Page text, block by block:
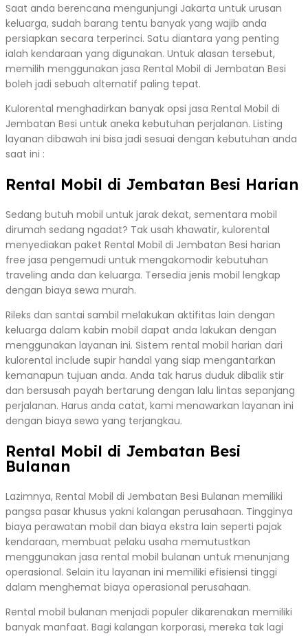
Saat anda berencana mengunjungi Jakarta untuk urusan
keluarga, sudah barang tentu banyak yang wajib anda
persiapkan secara terperinci. Satu diantara yang penting
ialah kendaraan yang digunakan. Untuk alasan tersebut,
memilih menggunakan jasa Rental Mobil di Jembatan Besi
boleh jadi sebuah alternatif paling tepat.
Kulorental menghadirkan banyak opsi jasa Rental Mobil di
Jembatan Besi untuk aneka kebutuhan perjalanan. Listing
layanan dibawah ini bisa jadi sesuai dengan kebutuhan anda
saat ini :
Rental Mobil di Jembatan Besi Harian
Sedang butuh mobil untuk jarak dekat, sementara mobil
dirumah sedang ngadat? Tak usah khawatir, kulorental
menyediakan paket Rental Mobil di Jembatan Besi harian
free jasa pengemudi untuk mengakomodir kebutuhan
traveling anda dan keluarga. Tersedia jenis mobil lengkap
dengan biaya sewa murah.
Rileks dan santai sambil melakukan aktifitas lain dengan
keluarga dalam kabin mobil dapat anda lakukan dengan
menggunakan layanan ini. Sistem rental mobil harian dari
kulorental include supir handal yang siap mengantarkan
kemanapun tujuan anda. Anda tak harus duduk dibalik stir
dan bersusah payah bertarung dengan lalu lintas sepanjang
perjalanan. Harus anda catat, kami menawarkan layanan ini
dengan biaya sewa yang terjangkau.
Rental Mobil di Jembatan Besi
Bulanan
Lazimnya, Rental Mobil di Jembatan Besi Bulanan memiliki
pangsa pasar khusus yakni kalangan perusahaan. Tingginya
biaya perawatan mobil dan biaya ekstra lain seperti pajak
kendaraan, membuat pelaku usaha memutustkan
menggunakan jasa rental mobil bulanan untuk menunjang
operasional. Selain itu layanan ini memiliki efisiensi tinggi
dalam menghemat biaya operasional perusahaan.
Rental mobil bulanan menjadi populer dikarenakan memiliki
banyak manfaat. Bagi kalangan korporasi, mereka tak lagi